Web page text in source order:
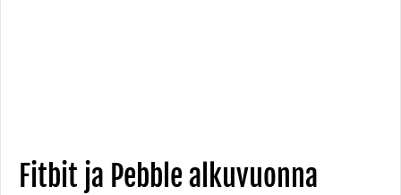
Fitbit ja Pebble alkuvuonna